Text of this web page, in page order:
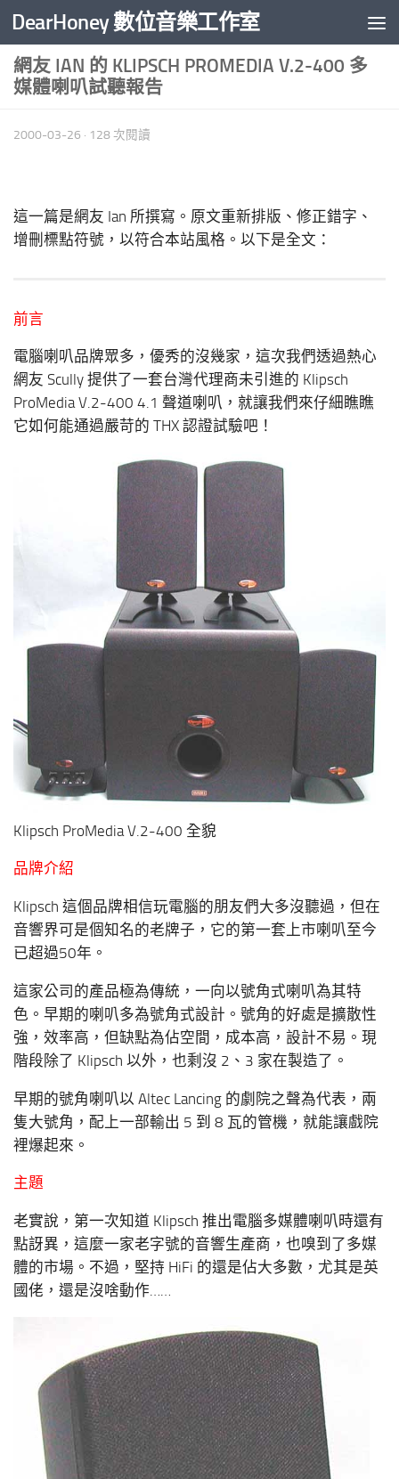
Skip to content
DearHoney 數位音樂工作室
網友 IAN 的 KLIPSCH PROMEDIA V.2-400 多
媒體喇叭試聽報告
2000-03-26 · 128 次閱讀
這一篇是網友 Ian 所撰寫。原文重新排版、修正錯字、
增刪標點符號，以符合本站風格。以下是全文：
前言
電腦喇叭品牌眾多，優秀的沒幾家，這次我們透過熱心
網友 Scully 提供了一套台灣代理商未引進的 Klipsch
ProMedia V.2-400 4.1 聲道喇叭，就讓我們來仔細瞧瞧
它如何能通過嚴苛的 THX 認證試驗吧！
Klipsch ProMedia V.2-400 全貌
品牌介紹
Klipsch 這個品牌相信玩電腦的朋友們大多沒聽過，但在
音響界可是個知名的老牌子，它的第一套上市喇叭至今
已超過50年。
這家公司的產品極為傳統，一向以號角式喇叭為其特
色。早期的喇叭多為號角式設計。號角的好處是擴散性
強，效率高，但缺點為佔空間，成本高，設計不易。現
階段除了 Klipsch 以外，也剩沒 2、3 家在製造了。
早期的號角喇叭以 Altec Lancing 的劇院之聲為代表，兩
隻大號角，配上一部輸出 5 到 8 瓦的管機，就能讓戲院
裡爆起來。
主題
老實說，第一次知道 Klipsch 推出電腦多媒體喇叭時還有
點訝異，這麼一家老字號的音響生產商，也嗅到了多媒
體的市場。不過，堅持 HiFi 的還是佔大多數，尤其是英
國佬，還是沒啥動作……